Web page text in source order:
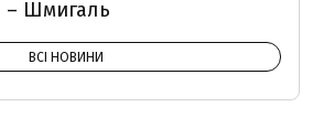
– Шмигаль
ВСІ НОВИНИ